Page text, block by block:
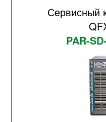
Сервисный
PAR-